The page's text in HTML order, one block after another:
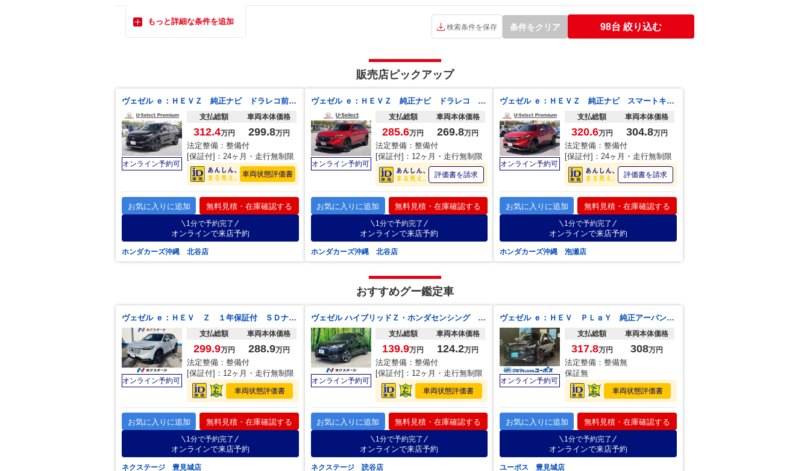
もっと詳細な条件を追加
検索条件を保存 条件をクリア 98台 絞り込む
販売店ピックアップ
ヴェゼル ｅ：ＨＥＶＺ 純正ナビ ドラレコ前 スマートキー ＥＴＣ リアカメラ カーナビ ＴＶ フロアマット ドアバイザー 防錆済 追従式クルーズコントロール コーナーセンサ 衝突軽減Ｂ 電動リヤゲート バックカメラ付
オンライン予約可
支払総額
312.4万円
車両本体価格
299.8万円
法定整備：整備付
[保証付]：24ヶ月・走行無制限
車両状態評価書
お気に入りに追加 無料見積・在庫確認する
1分で予約完了
オンラインで来店予約
ホンダカーズ沖縄 北谷店
ヴェゼル ｅ：ＨＥＶＺ 純正ナビ ドラレコ スマートキー ＥＴＣ リアカメラ カーナビ オーディオＣＤ ＴＶ フロアマット ドアバイザー 防錆済 内地仕入れ クリアランスソナ－ パワートランク ＬＫＡＳ 追従 地上デジタル
オンライン予約可
支払総額
285.6万円
車両本体価格
269.8万円
法定整備：整備付
[保証付]：12ヶ月・走行無制限
評価書を請求
お気に入りに追加 無料見積・在庫確認する
1分で予約完了
オンラインで来店予約
ホンダカーズ沖縄 北谷店
ヴェゼル ｅ：ＨＥＶＺ 純正ナビ スマートキー、ＥＴＣ、リアカメラ、カーナビ、オーディオＣＤ、ＴＶ、フロアマット 防錆済 内地仕入れ スマートキー＆プッシュスタート サイドＳＲＳ オートテールゲート 地デジ Ｂカメ Ｃソナー
オンライン予約可
支払総額
320.6万円
車両本体価格
304.8万円
法定整備：整備付
[保証付]：24ヶ月・走行無制限
評価書を請求
お気に入りに追加 無料見積・在庫確認する
1分で予約完了
オンラインで来店予約
ホンダカーズ沖縄 泡瀬店
おすすめグー鑑定車
ヴェゼル ｅ：ＨＥＶ Ｚ １年保証付 ＳＤナビ バックカメラ 衝突被害軽減システム 禁煙車 ハーフレザーシート コーナーセンサー スマートキー ＬＥＤヘッド ＥＴＣ 純正１８インチアルミ 車線逸脱警報 オートライト
オンライン予約可
支払総額
299.9万円
車両本体価格
288.9万円
法定整備：整備付
[保証付]：12ヶ月・走行無制限
車両状態評価書
お気に入りに追加 無料見積・在庫確認する
1分で予約完了
オンラインで来店予約
ネクステージ 豊見城店
ヴェゼル ハイブリッドＺ・ホンダセンシング １年保証付 リヤモニター 純正ナビ バックカメラ 衝突被害軽減システム レーダークルーズ 禁煙車 ハーフレザーシート スマートキー ＬＥＤヘッド ビルトインＥＴＣ 純正１７インチアルミ 車線逸脱警報
オンライン予約可
支払総額
139.9万円
車両本体価格
124.2万円
法定整備：整備付
[保証付]：12ヶ月・走行無制限
車両状態評価書
お気に入りに追加 無料見積・在庫確認する
1分で予約完了
オンラインで来店予約
ネクステージ 読谷店
ヴェゼル ｅ：ＨＥＶ ＰＬａＹ 純正アーバンスタイルエアロ ９インチ Ｈｏｎｄａ ＣＯＮＮＥＣＴディスプレイ ＥＴＣ クリアランスソナー パワーバックドア クルーズコントロール ステアリングヒーター シートヒーター ＢＳＭ
オンライン予約可
支払総額
317.8万円
車両本体価格
308万円
法定整備：整備無
保証無
車両状態評価書
お気に入りに追加 無料見積・在庫確認する
1分で予約完了
オンラインで来店予約
ユーポス 豊見城店